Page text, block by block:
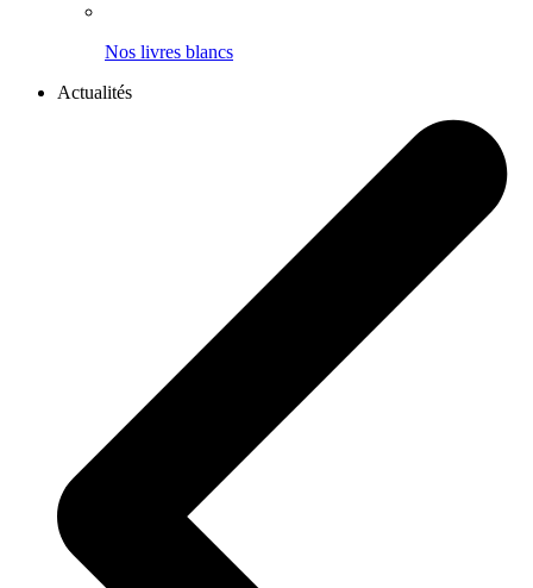
Nos livres blancs
Actualités